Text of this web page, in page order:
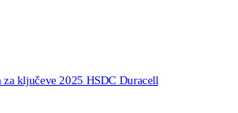
za ključeve 2025 HSDC Duracell